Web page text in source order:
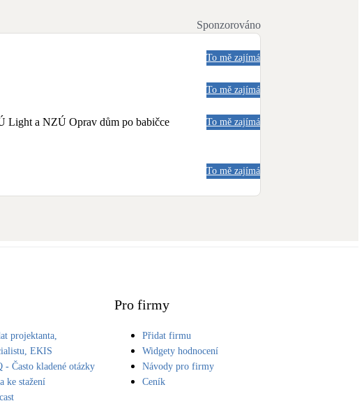
Sponzorováno
To mě zajímá
To mě zajímá
Light a NZÚ Oprav dům po babičce To mě zajímá
To mě zajímá
projektanta,
EKIS
- Často kladené otázky
ke stažení
Pro firmy
Přidat firmu
Widgety hodnocení
Návody pro firmy
Ceník